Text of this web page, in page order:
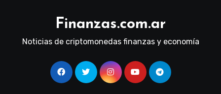
Finanzas.com.ar
Noticias de criptomonedas finanzas y economía